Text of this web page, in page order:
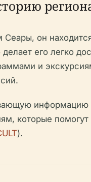
он
его легко
и
информацию
которые
).